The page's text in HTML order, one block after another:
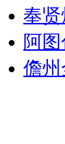
奉
阿
儋